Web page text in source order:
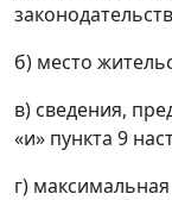
б) место
в) сведения,
«и» пункта 9
г)